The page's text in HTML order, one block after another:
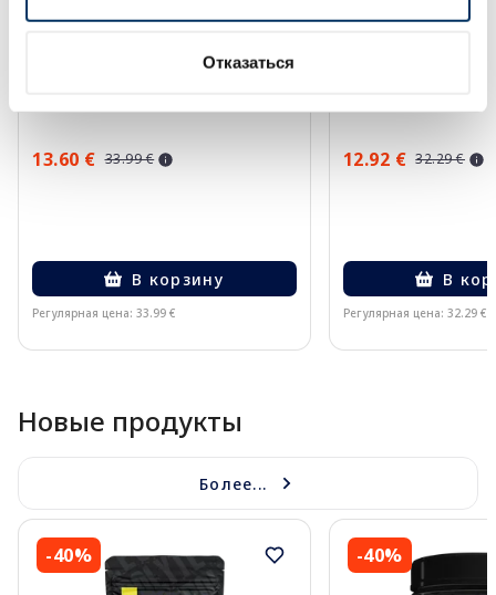
Отказаться
EUCERIN Kids Dry Touch SPF 50+
13.60 € 33.99 €
В корзину
Регулярная цена: 33.99 €
12.92 € 32.29 €
В
Регулярная цена: 32.29 €
Новые продукты
Более...
-40% -40%